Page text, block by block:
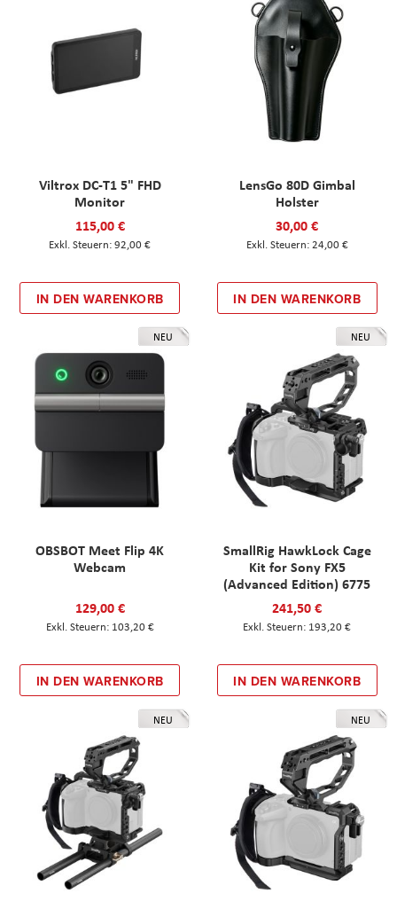
Viltrox DC-T1 5" FHD
Monitor
115,00 €
92,00 €
IN DEN WARENKORB
LensGo 80D Gimbal
Holster
30,00 €
24,00 €
IN DEN WARENKORB
NEU
OBSBOT Meet Flip 4K
Webcam
129,00 €
103,20 €
IN DEN WARENKORB
NEU
SmallRig HawkLock Cage
Kit for Sony FX5
(Advanced Edition) 6775
241,50 €
193,20 €
IN DEN WARENKORB
NEU NEU